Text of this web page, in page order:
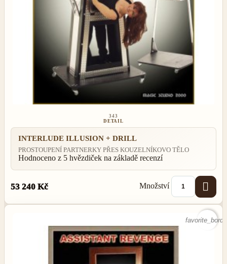
343
DETAIL
INTERLUDE ILLUSION + DRILL
PROSTOUPENÍ PARTNERKY PŘES KOUZELNÍKOVO TĚLO
Hodnoceno z 5 hvězdiček na základě recenzí
53 240 Kč Množství 